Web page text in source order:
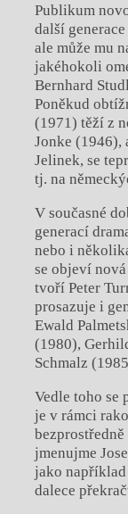
Publikum
další
ale může mu
jakéhokoli
Bernhard
Poněkud
(1971) těží z
Jonke (1946),
Jelinek, se
tj. na
V současné
generací
nebo i
se objeví
tvoří Peter
prosazuje i
Ewald
(1980),
Schmalz
Vedle toho se
je v rámci
jmenujme
jako
dalece